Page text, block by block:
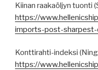
Kiinan raakaöljyn tuonti
https://
imports-post-
Konttirahti-indeksi
https://